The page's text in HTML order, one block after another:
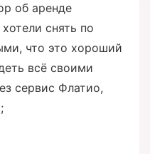
об аренде
снять по
что это хороший
всё своими
сервис Флатио,